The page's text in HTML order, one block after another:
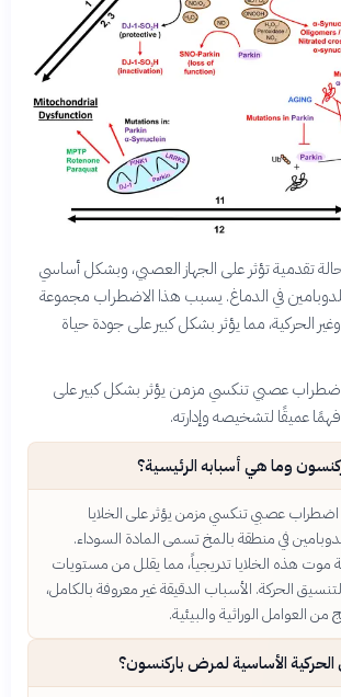
تقدمية تؤثر على الجهاز العصبي، وبشكل أساسي
للدوبامين في الدماغ. يسبب هذا الاضطراب مجموعة
الحركية، مما يؤثر بشكل كبير على جودة حياة
عصبي تنكسي مزمن يؤثر بشكل كبير على
عميقًا لتشخيصه وإدارته.
وما هي أسبابه الرئيسية؟
عصبي تنكسي مزمن يؤثر على الخلايا
في منطقة بالمخ تسمى المادة السوداء.
هذه الخلايا تدريجياً، مما يقلل من مستويات
الحركة. الأسباب الدقيقة غير معروفة بالكامل،
من العوامل الوراثية والبيئية.
الأساسية لمرض باركنسون؟